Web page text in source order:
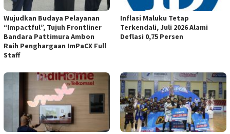
Wujudkan Budaya Pelayanan
“Impactful”, Tujuh Frontliner
Bandara Pattimura Ambon
Raih Penghargaan ImPaCX Full
Staff
Inflasi Maluku Tetap
Terkendali, Juli 2026 Alami
Deflasi 0,75 Persen